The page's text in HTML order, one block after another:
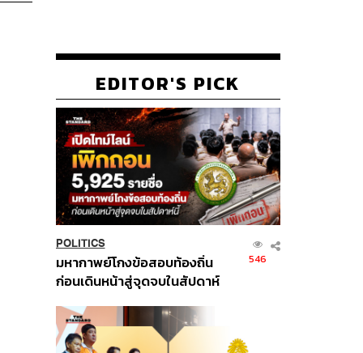
EDITOR'S PICK
POLITICS
มหากาพย์โกงข้อสอบท้องถิ่น
ก่อนเดินหน้าสู่จุดจบในสัปดาห์
546